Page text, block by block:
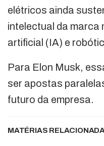
elétricos ainda
intelectual da marca
artificial (IA) e
Para Elon Musk,
ser apostas
futuro da empresa.
MATÉRIAS